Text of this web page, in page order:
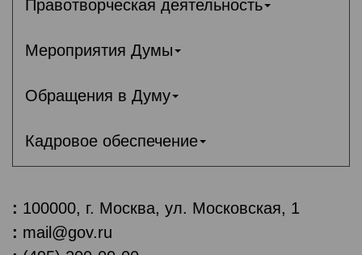
Правотворческая деятельность
Мероприятия Думы
Обращения в Думу
Кадровое обеспечение
: 100000, г. Москва, ул. Московская, 1
: mail@gov.ru